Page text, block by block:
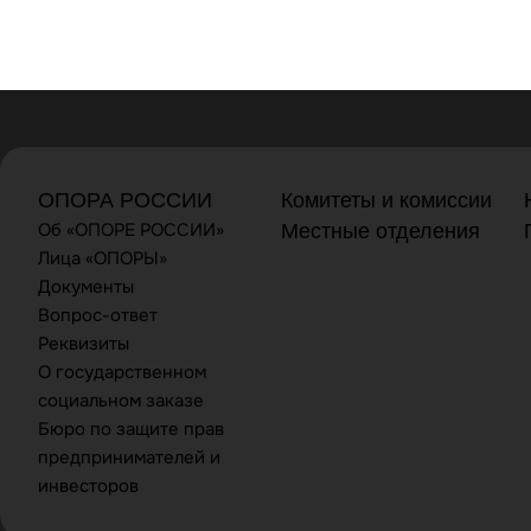
ОПОРА РОССИИ
Об «ОПОРЕ РОССИИ»
Лица «ОПОРЫ»
Документы
Вопрос-ответ
Реквизиты
О государственном
социальном заказе
Бюро по защите прав
предпринимателей и
инвесторов
Комитеты и комиссии
Местные отделения